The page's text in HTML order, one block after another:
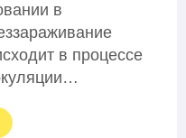
в
в процессе